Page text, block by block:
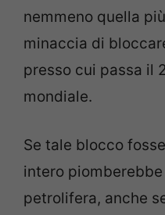
nemmeno quella
minaccia di
presso cui passa il
mondiale.
Se tale blocco
intero
petrolifera, anche